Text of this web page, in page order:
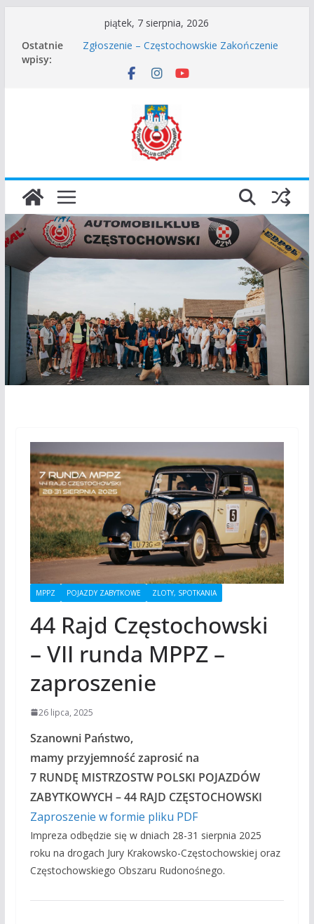
treści
piątek, 7 sierpnia, 2026
Ostatnie
wpisy:
Częstochowskie Rozpoczęcie Sezonu 2026
Zgłoszenie – Częstochowskie Zakończenie
45 Rajd Częstochowski zostaje odwołany.
I Gliwicki Classic Sprint o Puchar Prezydenta
Miasta Gliwice
MPPZ POJAZDY ZABYTKOWE ZLOTY, SPOTKANIA
44 Rajd Częstochowski
– VII runda MPPZ –
zaproszenie
26 lipca, 2025
Szanowni Państwo,
mamy przyjemność zaprosić na
7 RUNDĘ MISTRZOSTW POLSKI POJAZDÓW
ZABYTKOWYCH – 44 RAJD CZĘSTOCHOWSKI
Zaproszenie w formie pliku PDF
Impreza odbędzie się w dniach 28-31 sierpnia 2025
roku na drogach Jury Krakowsko-Częstochowskiej oraz
Częstochowskiego Obszaru Rudonośnego.